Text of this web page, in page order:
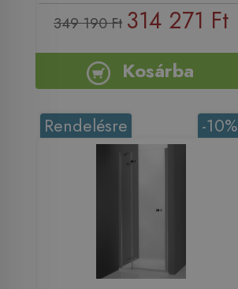
349 190 Ft 314 271 Ft
Kosárba
-10%
Rendelésre